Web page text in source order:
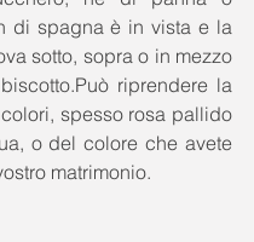
di spagna è in vista e la
sotto, sopra o in mezzo
riprendere la
spesso rosa pallido
o del colore che avete
matrimonio.